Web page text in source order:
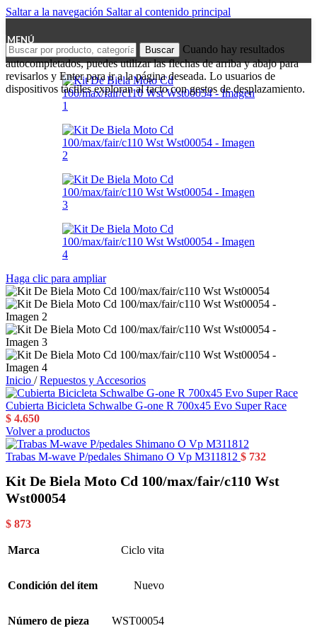
Saltar a la navegación Saltar al contenido principal
MENÚ
Buscar
Cuando hay resultados
autocompletados, puedes utilizar las flechas de arriba y abajo para
revisarlos y Enter para ir a la página deseada. Lo usuarios de
dispositivos táctiles exploran al tacto con gestos de desplazamiento.
Haga clic para ampliar
Inicio / Repuestos y Accesorios
Cubierta Bicicleta Schwalbe G-one R 700x45 Evo Super Race
$ 4.650
Volver a productos
Trabas M-wave P/pedales Shimano O Vp M311812 $ 732
Kit De Biela Moto Cd 100/max/fair/c110 Wst
Wst00054
$ 873
Marca Ciclo vita
Condición del ítem Nuevo
Número de pieza WST00054